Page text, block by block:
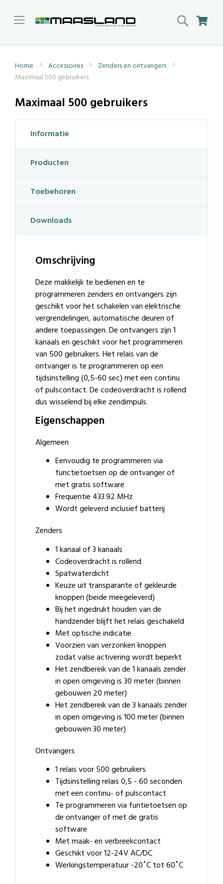
Search
Home Accessoires
Zenders en ontvangers
Maximaal 500 gebruikers
Maximaal 500 gebruikers
Informatie
Producten
Toebehoren
Downloads
Omschrijving
Deze makkelijk te bedienen en te
programmeren zenders en ontvangers zijn
geschikt voor het schakelen van elektrische
vergrendelingen, automatische deuren of
andere toepassingen. De ontvangers zijn 1
kanaals en geschikt voor het programmeren
van 500 gebruikers. Het relais van de
ontvanger is te programmeren op een
tijdsinstelling (0,5-60 sec) met een continu
of pulscontact. De codeoverdracht is rollend
dus wisselend bij elke zendimpuls.
Eigenschappen
Algemeen
Eenvoudig te programmeren via
functietoetsen op de ontvanger of
met gratis software
Frequentie 433.92 MHz
Wordt geleverd inclusief batterij
Zenders
1 kanaal of 3 kanaals
Codeoverdracht is rollend
Spatwaterdicht
Keuze uit transparante of gekleurde
knoppen (beide meegeleverd)
Bij het ingedrukt houden van de
handzender blijft het relais geschakeld
Met optische indicatie
Voorzien van verzonken knoppen
zodat valse activering wordt beperkt
Het zendbereik van de 1 kanaals zender
in open omgeving is 30 meter (binnen
gebouwen 20 meter)
Het zendbereik van de 3 kanaals zender
in open omgeving is 100 meter (binnen
gebouwen 30 meter)
Ontvangers
1 relais voor 500 gebruikers
Tijdsinstelling relais 0,5 - 60 seconden
met een continu- of pulscontact
Te programmeren via funtietoetsen op
de ontvanger of met de gratis
software
Met maak- en verbreekcontact
Geschikt voor 12-24V AC/DC
Werkingstemperatuur -20˚C tot 60˚C